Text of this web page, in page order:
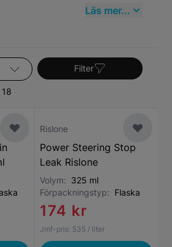
lämnas obehandlad kan det
Våra oljetillsatser är den
för att rensa bort smuts och
motoroljesystem. Det bidrar till
Läs mer...
Filter
Rislone
Power Steering Stop
Leak Rislone
Volym: 325 ml
Förpackningstyp: Flaska
174 kr
Jmf-pris: 535 / liter